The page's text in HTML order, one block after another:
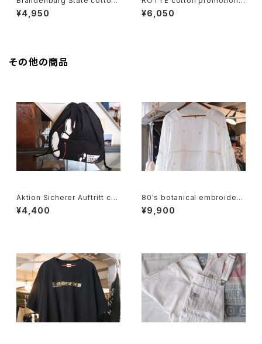
souvenir drawstring Bag
¥4,950
shoulder Bag
¥6,050
その他の商品
Aktion Sicherer Auftritt cot
ton promotional drawstrin
g Bag
¥4,400
80's botanical embroidere
d Indian cotton pullover Bl
ouse
¥9,900